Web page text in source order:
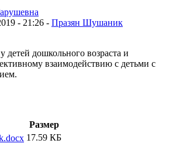
- 21:26 - Празян Шушаник
детей дошкольного возраста и
взаимодействию с детьми с
Размер
17.59 КБ